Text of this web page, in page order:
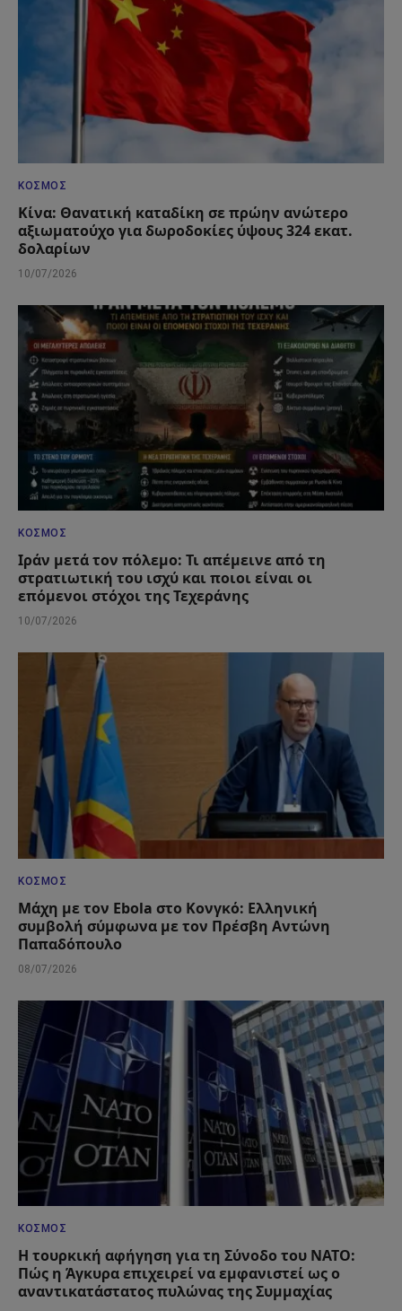
ΚΌΣΜΟΣ
Κίνα: Θανατική καταδίκη σε πρώην ανώτερο
αξιωματούχο για δωροδοκίες ύψους 324 εκατ.
δολαρίων
10/07/2026
ΚΌΣΜΟΣ
Ιράν μετά τον πόλεμο: Τι απέμεινε από τη
στρατιωτική του ισχύ και ποιοι είναι οι
επόμενοι στόχοι της Τεχεράνης
10/07/2026
ΚΌΣΜΟΣ
Μάχη με τον Ebola στο Κονγκό: Ελληνική
συμβολή σύμφωνα με τον Πρέσβη Αντώνη
Παπαδόπουλο
08/07/2026
ΚΌΣΜΟΣ
Η τουρκική αφήγηση για τη Σύνοδο του ΝΑΤΟ:
Πώς η Άγκυρα επιχειρεί να εμφανιστεί ως ο
αναντικατάστατος πυλώνας της Συμμαχίας